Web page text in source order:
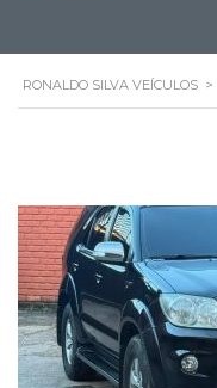
RONALDO SILVA VEÍCULOS >